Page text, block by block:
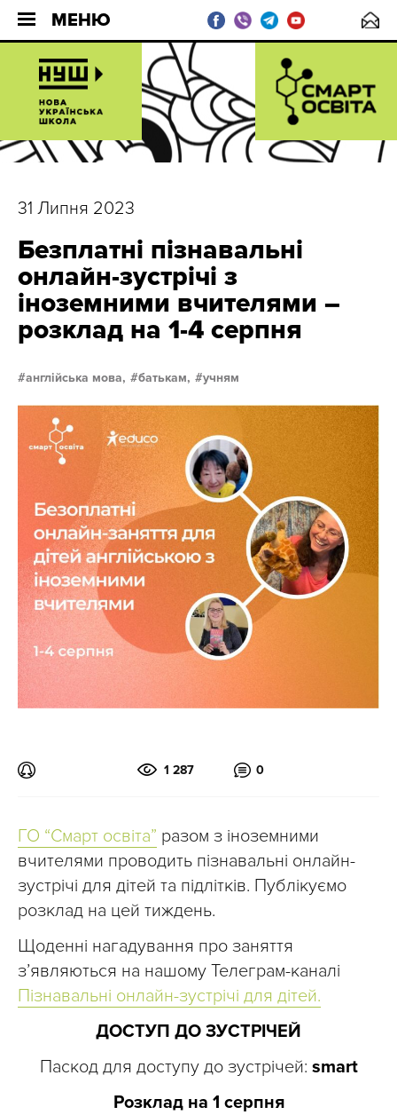
МЕНЮ
31 Липня 2023
Безплатні пізнавальні
онлайн-зустрічі з
іноземними вчителями –
розклад на 1-4 серпня
англійська мова, батькам, учням
1 287 0
ГО “Смарт освіта” разом з іноземними
вчителями проводить пізнавальні онлайн-
зустрічі для дітей та підлітків. Публікуємо
розклад на цей тиждень.
Щоденні нагадування про заняття
з’являються на нашому Телеграм-каналі
Пізнавальні онлайн-зустрічі для дітей.
ДОСТУП ДО ЗУСТРІЧЕЙ
Паскод для доступу до зустрічей: smart
Розклад на 1 серпня